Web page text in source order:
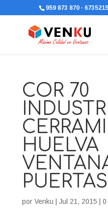
959 873 870 ·
COR 70
HUELVA
por Venku Jul 21, 2015 0